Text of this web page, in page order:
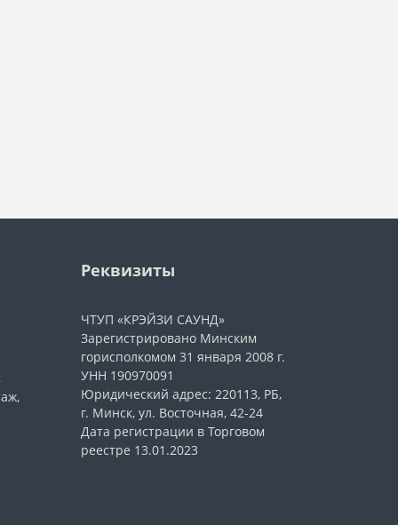
Реквизиты
ЧТУП «КРЭЙЗИ САУНД»
Зарегистрировано Минским
горисполкомом 31 января 2008 г.
УНН 190970091
Юридический адрес: 220113, РБ,
г. Минск, ул. Восточная, 42-24
Дата регистрации в Торговом
реестре 13.01.2023